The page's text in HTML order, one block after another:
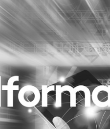
marketing
communicatie